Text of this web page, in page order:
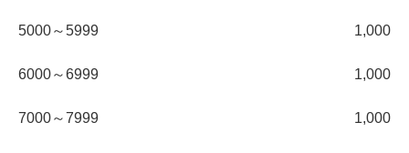
5000～5999 1,000
6000～6999 1,000
7000～7999 1,000